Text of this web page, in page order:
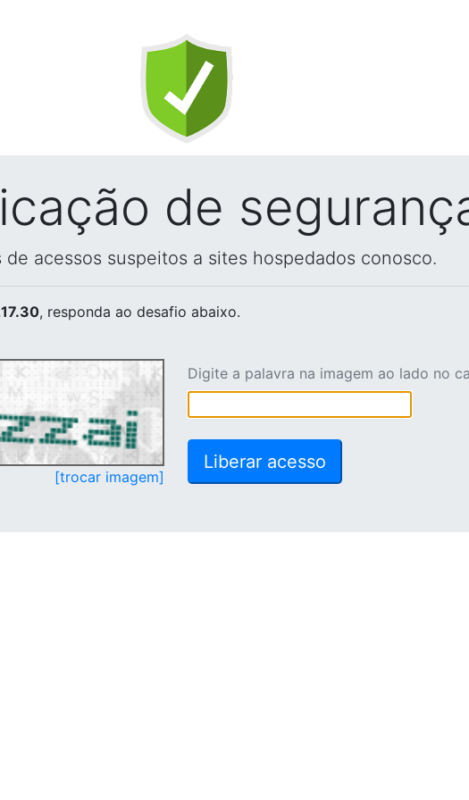
de
acessos suspeitos a sites hospedados conosco.
, responda ao desafio abaixo.
[trocar imagem]
Digite a palavra na imagem ao lado no